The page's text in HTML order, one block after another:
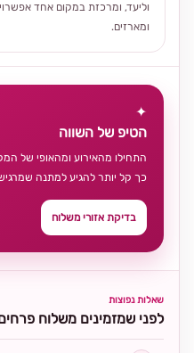
וליעד, ומרכזת במקום אחד
ומארזים.
✦
הטיפ של השווה
התחילו מהאירוע ומהאופי של
כך קל יותר להגיע למתנה
בדיקת אזורי משלוח
שאלות נפוצות
לפני שמזמינים משלוח